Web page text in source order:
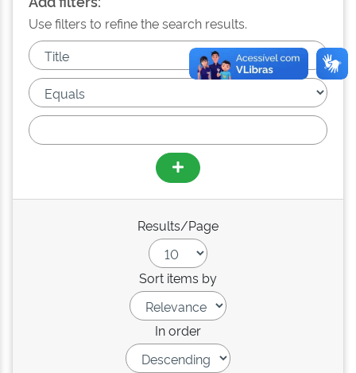
Use filters to refine the search results.
Results/Page
Sort items by
In order